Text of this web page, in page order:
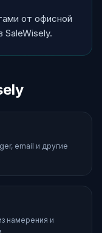
от офисной
SaleWisely.
email и другие
намерения и